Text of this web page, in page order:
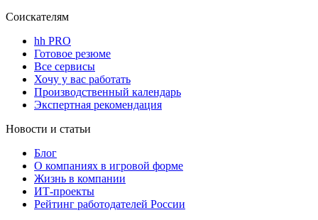
Соискателям
hh PRO
Готовое резюме
Все сервисы
Хочу у вас работать
Производственный календарь
Экспертная рекомендация
Новости и статьи
Блог
О компаниях в игровой форме
Жизнь в компании
ИТ-проекты
Рейтинг работодателей России